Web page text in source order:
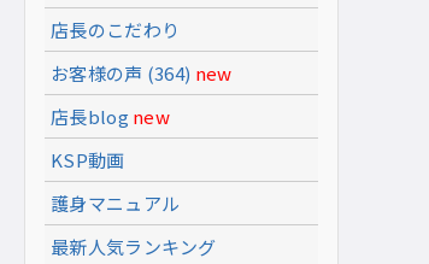
店長のこだわり
お客様の声 (364) new
店長blog new
KSP動画
護身マニュアル
最新人気ランキング